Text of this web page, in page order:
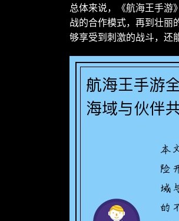
总体来说，《航海王手游
战的合作模式，再到壮丽
够享受到刺激的战斗，还